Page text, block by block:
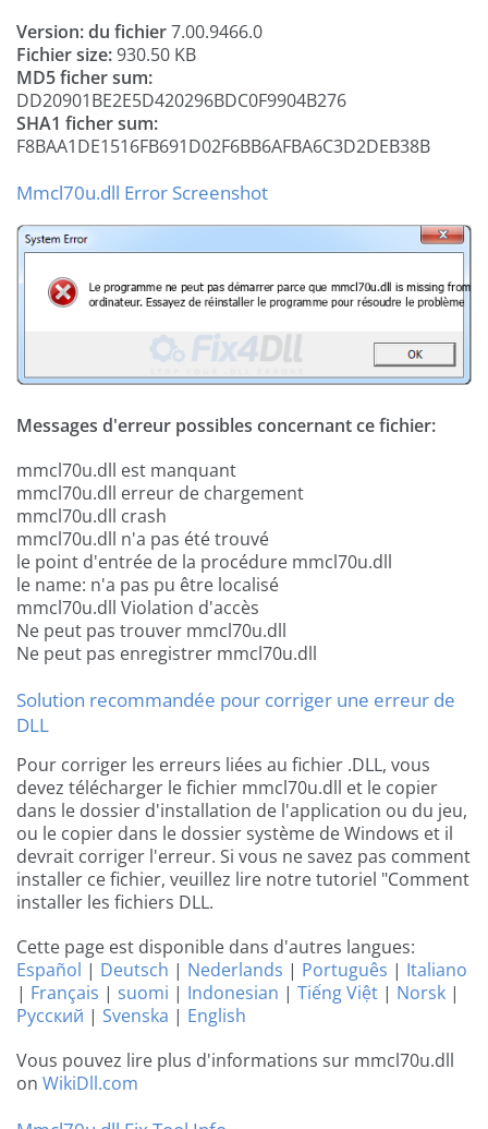
Version: du fichier7.00.9466.0
Fichier size:930.50 KB
MD5 ficher sum:
DD20901BE2E5D420296BDC0F9904B276
SHA1 ficher sum:
F8BAA1DE1516FB691D02F6BB6AFBA6C3D2DEB38B
Mmcl70u.dll Error Screenshot
Messages d'erreur possibles concernant ce fichier:
mmcl70u.dll est manquant
mmcl70u.dll erreur de chargement
mmcl70u.dll crash
mmcl70u.dll n'a pas été trouvé
le point d'entrée de la procédure mmcl70u.dll
le name: n'a pas pu être localisé
mmcl70u.dll Violation d'accès
Ne peut pas trouver mmcl70u.dll
Ne peut pas enregistrer mmcl70u.dll
Solution recommandée pour corriger une erreur de
DLL
Pour corriger les erreurs liées au fichier .DLL, vous
devez télécharger le fichier mmcl70u.dll et le copier
dans le dossier d'installation de l'application ou du jeu,
ou le copier dans le dossier système de Windows et il
devrait corriger l'erreur. Si vous ne savez pas comment
installer ce fichier, veuillez lire notre tutoriel "Comment
installer les fichiers DLL.
Cette page est disponible dans d'autres langues:
Español | Deutsch | Nederlands | Português | Italiano
| Français | suomi | Indonesian | Tiếng Việt | Norsk |
Русский | Svenska | English
Vous pouvez lire plus d'informations sur mmcl70u.dll
on WikiDll.com